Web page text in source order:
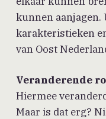
kunnen aanjagen.
karakteristieken
van Oost
Veranderende
Hiermee
Maar is dat erg?